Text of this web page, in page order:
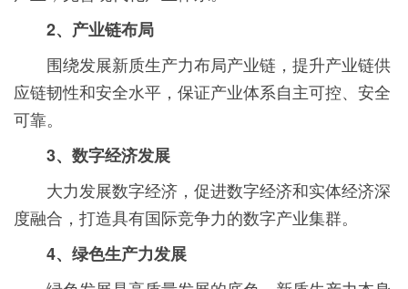
2、产业链布局
围绕发展新质生产力布局产业链，提升产业链供
应链韧性和安全水平，保证产业体系自主可控、安全
可靠。
3、数字经济发展
大力发展数字经济，促进数字经济和实体经济深
度融合，打造具有国际竞争力的数字产业集群。
4、绿色生产力发展